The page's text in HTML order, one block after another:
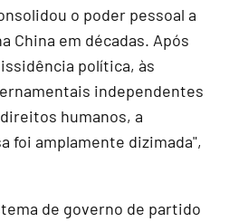
o poder pessoal a
China em décadas. Após
política, às
independentes
humanos, a
foi amplamente dizimada",
de governo de partido